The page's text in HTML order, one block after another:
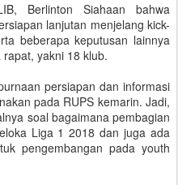
Berlinton Siahaan bahwa
lanjutan menjelang kick-
beberapa keputusan lainnya
yakni 18 klub.
persiapan dan informasi
pada RUPS kemarin. Jadi,
soal bagaimana pembagian
Liga 1 2018 dan juga ada
pengembangan pada youth